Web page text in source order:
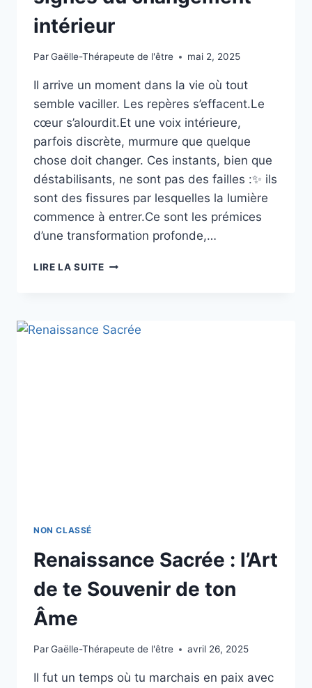
intérieur
ParGaëlle-Thérapeute de l'être mai 2, 2025
Il arrive un moment dans la vie où tout
semble vaciller. Les repères s’effacent.Le
cœur s’alourdit.Et une voix intérieure,
parfois discrète, murmure que quelque
chose doit changer. Ces instants, bien que
déstabilisants, ne sont pas des failles :✨ ils
sont des fissures par lesquelles la lumière
commence à entrer.Ce sont les prémices
d’une transformation profonde,…
LIRE LA SUITE
NON CLASSÉ
Renaissance Sacrée : l’Art
de te Souvenir de ton
Âme
ParGaëlle-Thérapeute de l'être avril 26, 2025
Il fut un temps où tu marchais en paix avec